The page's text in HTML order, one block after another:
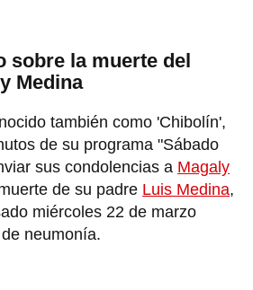
sobre la muerte del
Medina
también como 'Chibolín',
de su programa "Sábado
sus condolencias a Magaly
de su padre Luis Medina,
miércoles 22 de marzo
neumonía.